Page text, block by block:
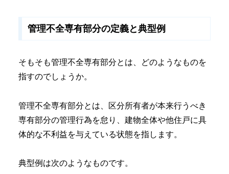
管理不全専有部分の定義と典型例
そもそも管理不全専有部分とは、どのようなものを
指すのでしょうか。
管理不全専有部分とは、区分所有者が本来行うべき
専有部分の管理行為を怠り、建物全体や他住戸に具
体的な不利益を与えている状態を指します。
典型例は次のようなものです。